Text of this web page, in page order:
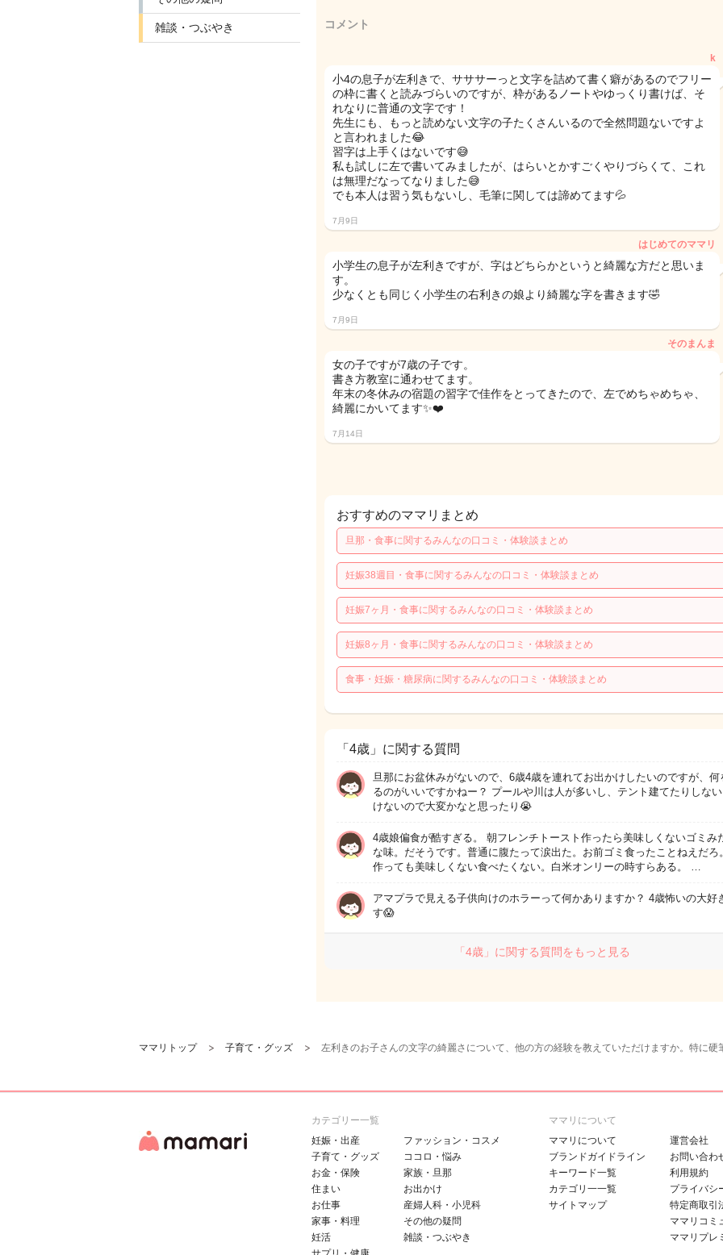
雑談・つぶやき コメント
k
小4の息子が左利きで、サササーっと文字を詰めて書く癖があるのでフリー
の枠に書くと読みづらいのですが、枠があるノートやゆっくり書けば、そ
れなりに普通の文字です！
先生にも、もっと読めない文字の子たくさんいるので全然問題ないですよ
と言われました😂
習字は上手くはないです😅
私も試しに左で書いてみましたが、はらいとかすごくやりづらくて、これ
は無理だなってなりました😅
でも本人は習う気もないし、毛筆に関しては諦めてます💦
7月9日
はじめてのママリ
小学生の息子が左利きですが、字はどちらかというと綺麗な方だと思いま
す。
少なくとも同じく小学生の右利きの娘より綺麗な字を書きます🤣
7月9日
そのまんま
女の子ですが7歳の子です。
書き方教室に通わせてます。
年末の冬休みの宿題の習字で佳作をとってきたので、左でめちゃめちゃ、
綺麗にかいてます✨❤️
7月14日
おすすめのママリまとめ
旦那・食事に関するみんなの口コミ・体験談まとめ
妊娠38週目・食事に関するみんなの口コミ・体験談まとめ
妊娠7ヶ月・食事に関するみんなの口コミ・体験談まとめ
妊娠8ヶ月・食事に関するみんなの口コミ・体験談まとめ
食事・妊娠・糖尿病に関するみんなの口コミ・体験談まとめ
「4歳」に関する質問
旦那にお盆休みがないので、6歳4歳を連れてお出かけしたいのですが、何
るのがいいですかねー？ プールや川は人が多いし、テント建てたりしな
けないので大変かなと思ったり😭
4歳娘偏食が酷すぎる。 朝フレンチトースト作ったら美味しくないゴミみ
な味。だそうです。普通に腹たって涙出た。お前ゴミ食ったことねえだろ
作っても美味しくない食べたくない。白米オンリーの時すらある。 …
アマプラで見える子供向けのホラーって何かありますか？ 4歳怖いの大好
す😱
「4歳」に関する質問をもっと見る
ママリトップ 子育て・グッズ 左利きのお子さんの文字の綺麗さについて、他の方の経験を教えていただけますか。特に硬
カテゴリー一覧
妊娠・出産
子育て・グッズ
お金・保険
住まい
お仕事
家事・料理
妊活
ファッション・コスメ
ココロ・悩み
家族・旦那
お出かけ
産婦人科・小児科
その他の疑問
雑談・つぶやき
ママリについて
ママリについて
ブランドガイドライン
キーワード一覧
カテゴリ一一覧
サイトマップ
運営会社
お問い合わ
利用規約
プライバシ
特定商取引
ママリコミ
ママリプレ